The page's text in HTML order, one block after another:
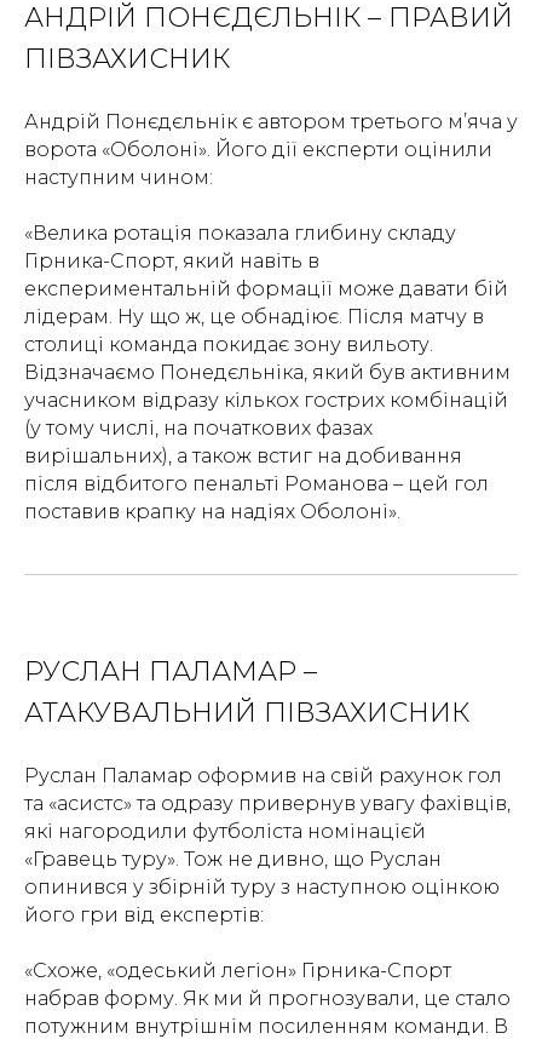
АНДРІЙ ПОНЄДЄЛЬНІК – ПРАВИЙ
ПІВЗАХИСНИК
Андрій Понєдєльнік є автором третього м’яча у
ворота «Оболоні». Його дії експерти оцінили
наступним чином:
«Велика ротація показала глибину складу
Гірника-Спорт, який навіть в
експериментальній формації може давати бій
лідерам. Ну що ж, це обнадіює. Після матчу в
столиці команда покидає зону вильоту.
Відзначаємо Понедєльніка, який був активним
учасником відразу кількох гострих комбінацій
(у тому числі, на початкових фазах
вирішальних), а також встиг на добивання
після відбитого пенальті Романова – цей гол
поставив крапку на надіях Оболоні».
РУСЛАН ПАЛАМАР –
АТАКУВАЛЬНИЙ ПІВЗАХИСНИК
Руслан Паламар оформив на свій рахунок гол
та «асистс» та одразу привернув увагу фахівців,
які нагородили футболіста номінацієй
«Гравець туру». Тож не дивно, що Руслан
опинився у збірній туру з наступною оцінкою
його гри від експертів:
«Схоже, «одеський легіон» Гірника-Спорт
набрав форму. Як ми й прогнозували, це стало
потужним внутрішнім посиленням команди. В